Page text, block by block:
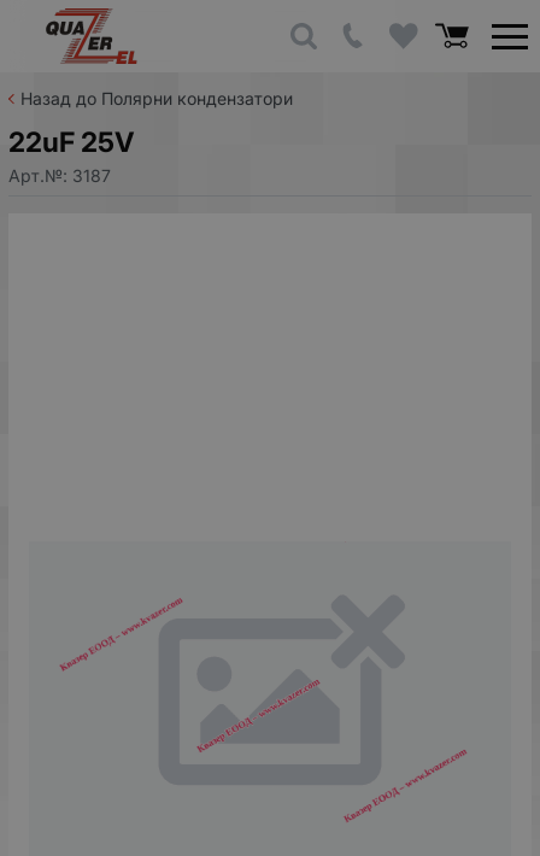
Назад до Полярни кондензатори
22uF 25V
Арт.№: 3187